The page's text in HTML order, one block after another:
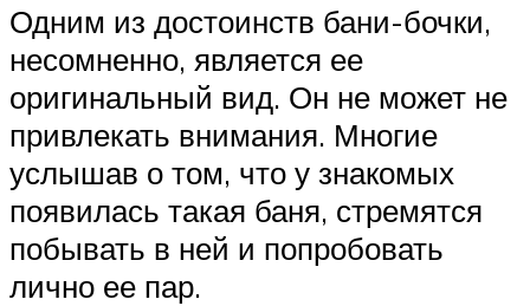
Одним из достоинств бани-бочки,
несомненно, является ее
оригинальный вид. Он не может не
привлекать внимания. Многие
услышав о том, что у знакомых
появилась такая баня, стремятся
побывать в ней и попробовать
лично ее пар.